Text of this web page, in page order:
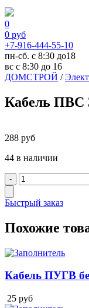
0
0 руб
+7-916-444-55-10
пн-сб. с 8:30 до18
вс с 8:30 до 16
ДОМСТРОЙ /
Кабель ПВС
288 руб
44 в наличии
Быстрый заказ
Похожие
Кабель ПУГВ
25 руб